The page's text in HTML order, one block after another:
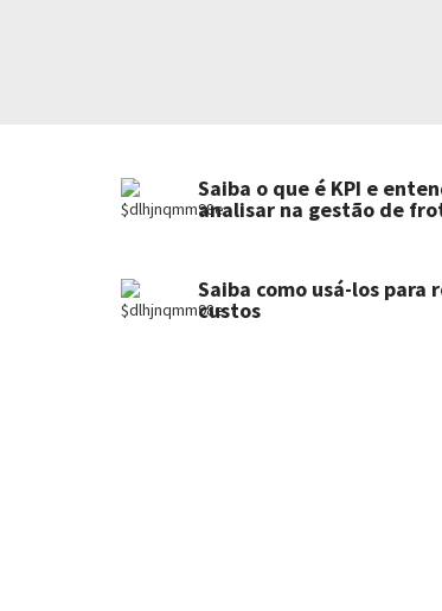
Saiba o que é KPI e
analisar na gestão de
Saiba como usá-los para
custos